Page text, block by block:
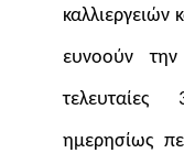
καλλιεργειών
ευνοούν
ημερησίως